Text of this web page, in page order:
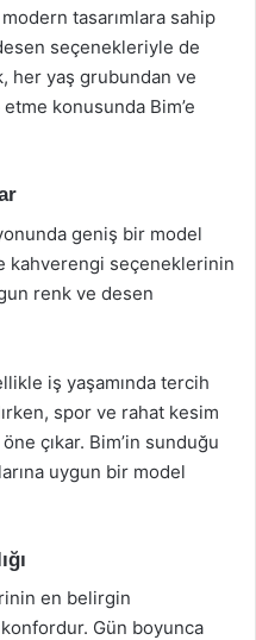
tasarımlara sahip
seçenekleriyle de
her yaş grubundan ve
konusunda Bim’e
geniş bir model
kahverengi seçeneklerinin
renk ve desen
iş yaşamında tercih
spor ve rahat kesim
çıkar. Bim’in sunduğu
uygun bir model
en belirgin
Gün boyunca